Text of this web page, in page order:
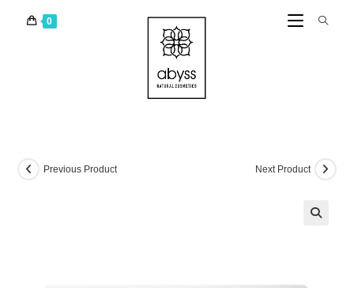
0
Previous Product Next Product